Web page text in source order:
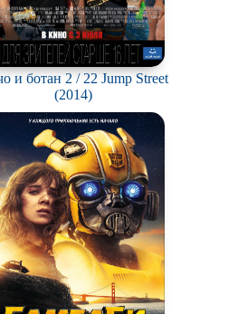
и ботан 2 / 22 Jump Street
(2014)